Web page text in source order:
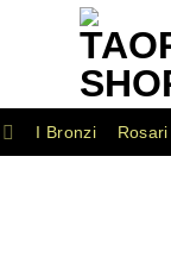
I Bronzi Rosari